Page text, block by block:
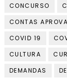
CONCURSO
CONTAS
COVID 19
CULTURA
DEMANDAS